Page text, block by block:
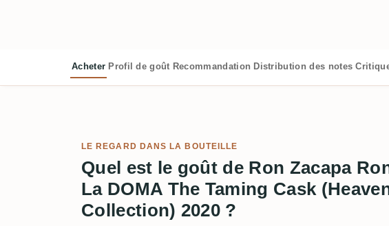
Acheter Profil de goût Recommandation Distribution des notes
LE REGARD DANS LA BOUTEILLE
Quel est le goût de Ron Zacapa
La DOMA The Taming Cask
Collection) 2020 ?